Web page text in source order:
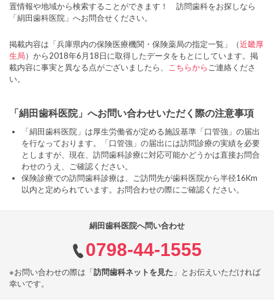
置情報や地域から検索することができます！ 訪問歯科をお探しなら
「絹田歯科医院」へお問合せください。
掲載内容は「兵庫県内の保険医療機関・保険薬局の指定一覧」（近畿厚
生局）から2018年6月18日に取得したデータをもとにしています。掲
載内容に事実と異なる点がございましたら、
こちらから ご連絡くださ
い。
「絹田歯科医院」へお問い合わせいただく際の注意事項
「絹田歯科医院」は厚生労働省が定める施設基準「口管強」の届出
を行なっております。「口管強」の届出には訪問診療の実績を必要
としますが、現在、訪問歯科診療に対応可能かどうかは直接お問合
わせのうえ、ご確認ください。
保険診療での訪問歯科診療は、ご訪問先が歯科医院から半径16Km
以内と定められています。お問合わせの際にご確認ください。
絹田歯科医院へ問い合わせ
0798-44-1555
※お問い合わせの際は「訪問歯科ネットを見た 」とお伝えいただければ
幸いです。